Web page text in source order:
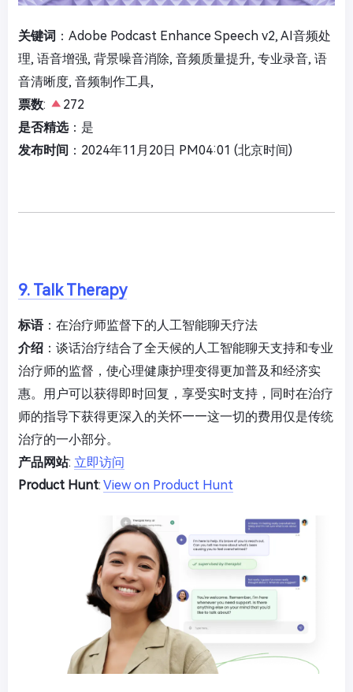
关键词 ：Adobe Podcast Enhance Speech v2, AI音频处
理, 语音增强, 背景噪音消除, 音频质量提升, 专业录音, 语
音清晰度, 音频制作工具,
票数:
272
是否精选：是
发布时间 ：2024年11月20日 PM04:01 (北京时间)
9. Talk Therapy
标语：在治疗师监督下的人工智能聊天疗法
介绍 ：谈话治疗结合了全天候的人工智能聊天支持和专业
治疗师的监督，使心理健康护理变得更加普及和经济实
惠。用户可以获得即时回复，享受实时支持，同时在治疗
师的指导下获得更深入的关怀——这一切的费用仅是传统
治疗的一小部分。
产品网站: 立即访问
Product Hunt: View on Product Hunt